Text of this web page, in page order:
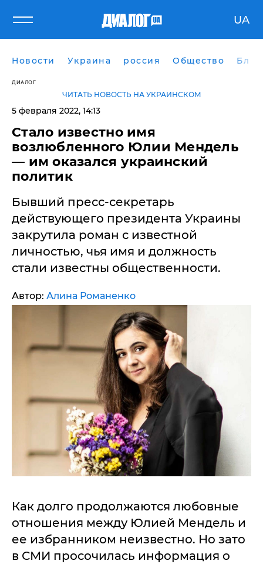
UA
Новости Украина россия Общество
ДИАЛОГ
ЧИТАТЬ НОВОСТЬ НА УКРАИНСКОМ
5 февраля 2022, 14:13
Стало известно имя
возлюбленного Юлии Мендель
— им оказался украинский
политик
Бывший пресс-секретарь
действующего президента Украины
закрутила роман с известной
личностью, чья имя и должность
стали известны общественности.
Автор: Алина Романенко
Как долго продолжаются любовные
отношения между Юлией Мендель и
ее избранником неизвестно. Но зато
в СМИ просочилась информация о